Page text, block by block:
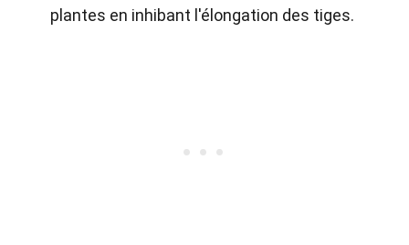
plantes en inhibant l'élongation des tiges.